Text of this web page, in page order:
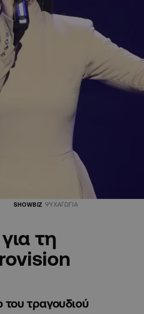
SHOWBIZ ΨΥΧΑΓΩΓΙΑ
τη
του τραγουδιού